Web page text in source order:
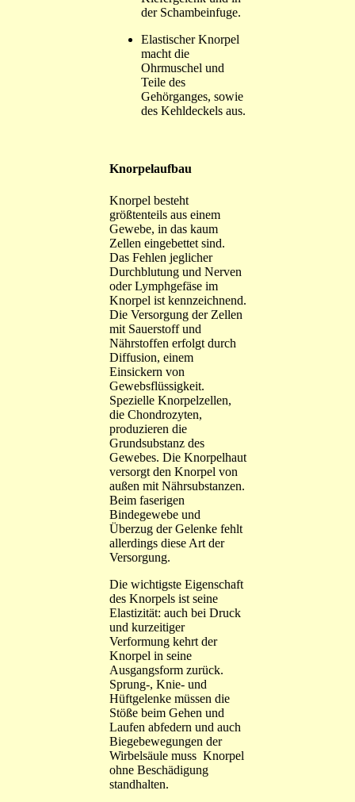
der Schambeinfuge.
Elastischer Knorpel
macht die
Ohrmuschel und
Teile des
Gehörganges, sowie
des Kehldeckels aus.
Knorpelaufbau
Knorpel besteht
größtenteils aus einem
Gewebe, in das kaum
Zellen eingebettet sind.
Das Fehlen jeglicher
Durchblutung und Nerven
oder Lymphgefäse im
Knorpel ist kennzeichnend.
Die Versorgung der Zellen
mit Sauerstoff und
Nährstoffen erfolgt durch
Diffusion, einem
Einsickern von
Gewebsflüssigkeit.
Spezielle Knorpelzellen,
die Chondrozyten,
produzieren die
Grundsubstanz des
Gewebes. Die Knorpelhaut
versorgt den Knorpel von
außen mit Nährsubstanzen.
Beim faserigen
Bindegewebe und
Überzug der Gelenke fehlt
allerdings diese Art der
Versorgung.
Die wichtigste Eigenschaft
des Knorpels ist seine
Elastizität: auch bei Druck
und kurzeitiger
Verformung kehrt der
Knorpel in seine
Ausgangsform zurück.
Sprung-, Knie- und
Hüftgelenke müssen die
Stöße beim Gehen und
Laufen abfedern und auch
Biegebewegungen der
Wirbelsäule muss Knorpel
ohne Beschädigung
standhalten.